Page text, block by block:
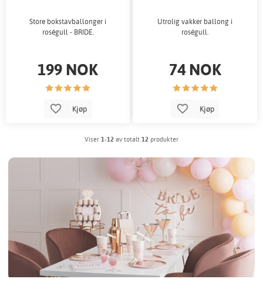
Store bokstavballonger i
roségull - BRIDE.
199 NOK
Kjøp
Utrolig vakker ballong i
roségull.
74 NOK
Kjøp
Viser 1-12 av totalt 12 produkter